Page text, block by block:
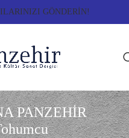
GÖNDERİN!
PANZEHİR